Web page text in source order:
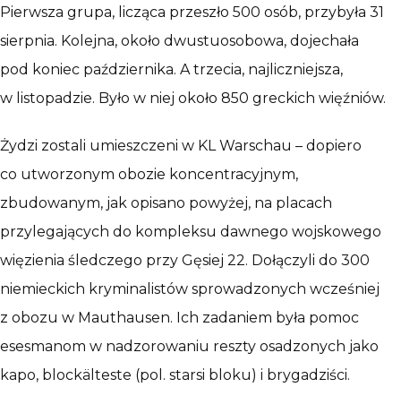
Pierwsza grupa, licząca przeszło 500 osób, przybyła 31
sierpnia. Kolejna, około dwustuosobowa, dojechała
pod koniec października. A trzecia, najliczniejsza,
w listopadzie. Było w niej około 850 greckich więźniów.
Żydzi zostali umieszczeni w KL Warschau – dopiero
co utworzonym obozie koncentracyjnym,
zbudowanym, jak opisano powyżej, na placach
przylegających do kompleksu dawnego wojskowego
więzienia śledczego przy Gęsiej 22. Dołączyli do 300
niemieckich kryminalistów sprowadzonych wcześniej
z obozu w Mauthausen. Ich zadaniem była pomoc
esesmanom w nadzorowaniu reszty osadzonych jako
kapo, blockälteste (pol. starsi bloku) i brygadziści.